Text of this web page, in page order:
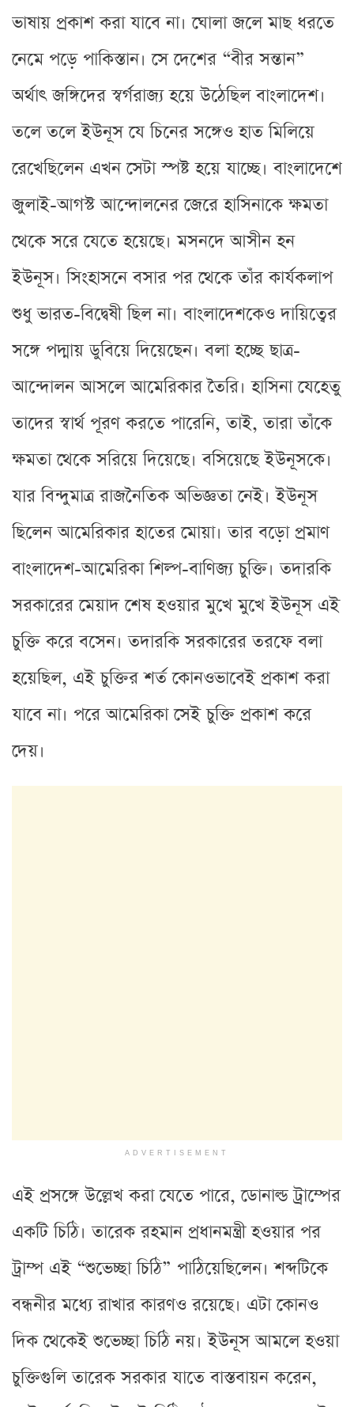
ভাষায় প্রকাশ করা যাবে না। ঘোলা জলে মাছ ধরতে
নেমে পড়ে পাকিস্তান। সে দেশের “বীর সন্তান”
অর্থাৎ জঙ্গিদের স্বর্গরাজ্য হয়ে উঠেছিল বাংলাদেশ।
তলে তলে ইউনূস যে চিনের সঙ্গেও হাত মিলিয়ে
রেখেছিলেন এখন সেটা স্পষ্ট হয়ে যাচ্ছে। বাংলাদেশে
জুলাই-আগস্ট আন্দোলনের জেরে হাসিনাকে ক্ষমতা
থেকে সরে যেতে হয়েছে। মসনদে আসীন হন
ইউনূস। সিংহাসনে বসার পর থেকে তাঁর কার্যকলাপ
শুধু ভারত-বিদ্বেষী ছিল না। বাংলাদেশকেও দায়িত্বের
সঙ্গে পদ্মায় ডুবিয়ে দিয়েছেন। বলা হচ্ছে ছাত্র-
আন্দোলন আসলে আমেরিকার তৈরি। হাসিনা যেহেতু
তাদের স্বার্থ পূরণ করতে পারেনি, তাই, তারা তাঁকে
ক্ষমতা থেকে সরিয়ে দিয়েছে। বসিয়েছে ইউনূসকে।
যার বিন্দুমাত্র রাজনৈতিক অভিজ্ঞতা নেই। ইউনূস
ছিলেন আমেরিকার হাতের মোয়া। তার বড়ো প্রমাণ
বাংলাদেশ-আমেরিকা শিল্প-বাণিজ্য চুক্তি। তদারকি
সরকারের মেয়াদ শেষ হওয়ার মুখে মুখে ইউনূস এই
চুক্তি করে বসেন। তদারকি সরকারের তরফে বলা
হয়েছিল, এই চুক্তির শর্ত কোনওভাবেই প্রকাশ করা
যাবে না। পরে আমেরিকা সেই চুক্তি প্রকাশ করে
দেয়।
ADVERTISEMENT
এই প্রসঙ্গে উল্লেখ করা যেতে পারে, ডোনাল্ড ট্রাম্পের
একটি চিঠি। তারেক রহমান প্রধানমন্ত্রী হওয়ার পর
ট্রাম্প এই “শুভেচ্ছা চিঠি” পাঠিয়েছিলেন। শব্দটিকে
বন্ধনীর মধ্যে রাখার কারণও রয়েছে। এটা কোনও
দিক থেকেই শুভেচ্ছা চিঠি নয়। ইউনূস আমলে হওয়া
চুক্তিগুলি তারেক সরকার যাতে বাস্তবায়ন করেন,